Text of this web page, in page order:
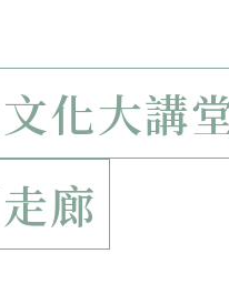
化大講
廊